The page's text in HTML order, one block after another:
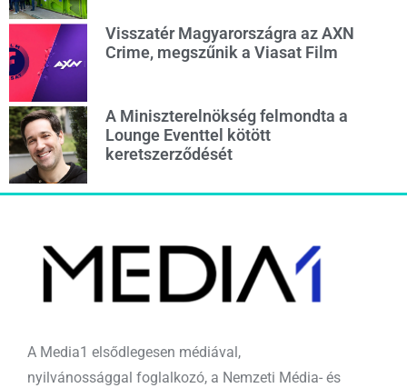
Visszatér Magyarországra az AXN
Crime, megszűnik a Viasat Film
A Miniszterelnökség felmondta a
Lounge Eventtel kötött
keretszerződését
A Media1 elsődlegesen médiával,
nyilvánossággal foglalkozó, a Nemzeti Média- és